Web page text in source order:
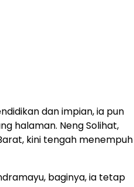
dan impian, ia pun
halaman. Neng Solihat,
kini tengah menempuh
baginya, ia tetap